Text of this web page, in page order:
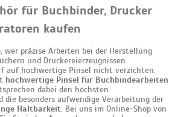
für Buchbinder, Drucker
kaufen
, wer präzise Arbeiten bei der Herstellung
und Druckereierzeugnissen
auf hochwertige Pinsel nicht verzichten.
hochwertige Pinsel für Buchbindearbeiten
dabei den höchsten
die besonders aufwendige Verarbeitung der
Haltbarkeit. Bei uns im Online-Shop von